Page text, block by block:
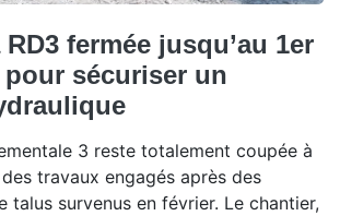
fermée jusqu’au 1er
pour sécuriser un
3 reste totalement coupée à
travaux engagés après des
talus survenus en février. Le chantier,